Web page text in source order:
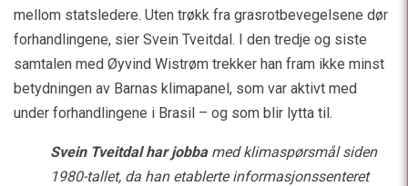
mellom statsledere. Uten trøkk fra grasrotbevegelsene dør
forhandlingene, sier Svein Tveitdal. I den tredje og siste
samtalen med Øyvind Wistrøm trekker han fram ikke minst
betydningen av Barnas klimapanel, som var aktivt med
under forhandlingene i Brasil – og som blir lytta til.
Svein Tveitdal har jobbamed klimaspørsmål siden
1980-tallet, da han etablerte informasjonssenteret